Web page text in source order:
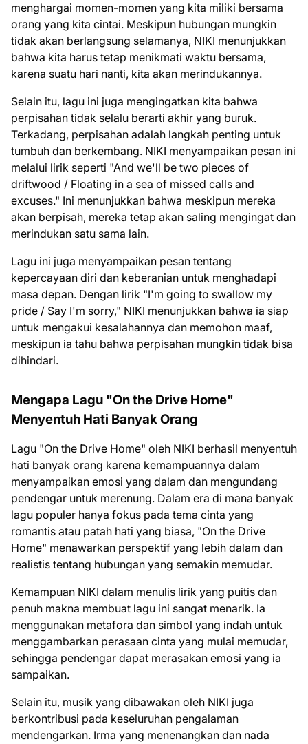
menghargai momen-momen yang kita miliki bersama
orang yang kita cintai. Meskipun hubungan mungkin
tidak akan berlangsung selamanya, NIKI menunjukkan
bahwa kita harus tetap menikmati waktu bersama,
karena suatu hari nanti, kita akan merindukannya.
Selain itu, lagu ini juga mengingatkan kita bahwa
perpisahan tidak selalu berarti akhir yang buruk.
Terkadang, perpisahan adalah langkah penting untuk
tumbuh dan berkembang. NIKI menyampaikan pesan ini
melalui lirik seperti "And we'll be two pieces of
driftwood / Floating in a sea of missed calls and
excuses." Ini menunjukkan bahwa meskipun mereka
akan berpisah, mereka tetap akan saling mengingat dan
merindukan satu sama lain.
Lagu ini juga menyampaikan pesan tentang
kepercayaan diri dan keberanian untuk menghadapi
masa depan. Dengan lirik "I'm going to swallow my
pride / Say I'm sorry," NIKI menunjukkan bahwa ia siap
untuk mengakui kesalahannya dan memohon maaf,
meskipun ia tahu bahwa perpisahan mungkin tidak bisa
dihindari.
Mengapa Lagu "On the Drive Home"
Menyentuh Hati Banyak Orang
Lagu "On the Drive Home" oleh NIKI berhasil menyentuh
hati banyak orang karena kemampuannya dalam
menyampaikan emosi yang dalam dan mengundang
pendengar untuk merenung. Dalam era di mana banyak
lagu populer hanya fokus pada tema cinta yang
romantis atau patah hati yang biasa, "On the Drive
Home" menawarkan perspektif yang lebih dalam dan
realistis tentang hubungan yang semakin memudar.
Kemampuan NIKI dalam menulis lirik yang puitis dan
penuh makna membuat lagu ini sangat menarik. Ia
menggunakan metafora dan simbol yang indah untuk
menggambarkan perasaan cinta yang mulai memudar,
sehingga pendengar dapat merasakan emosi yang ia
sampaikan.
Selain itu, musik yang dibawakan oleh NIKI juga
berkontribusi pada keseluruhan pengalaman
mendengarkan. Irma yang menenangkan dan nada